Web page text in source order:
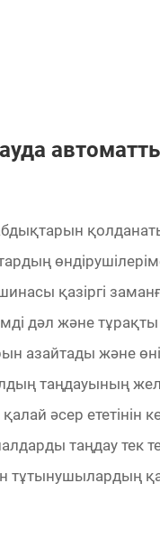
қазіргі заманғы
дәл және
азайтады және
таңдауының
әсер ететінін
таңдау тек